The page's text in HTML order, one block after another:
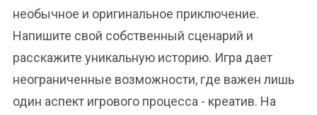
необычное и оригинальное приключение.
Напишите свой собственный сценарий и
расскажите уникальную историю. Игра дает
неограниченные возможности, где важен лишь
один аспект игрового процесса - креатив. На